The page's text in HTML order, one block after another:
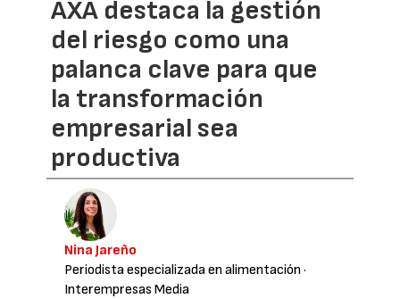
AXA destaca la gestión
del riesgo como una
palanca clave para que
la transformación
empresarial sea
productiva
Nina Jareño
Periodista especializada en alimentación ·
Interempresas Media